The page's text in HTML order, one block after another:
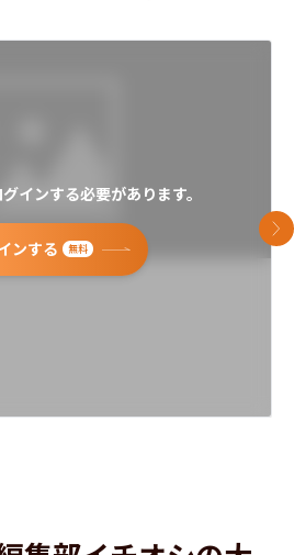
インする必要があります。
ンする 無料
次